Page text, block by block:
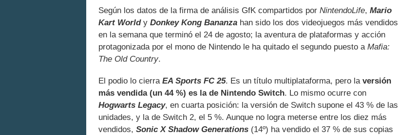
Según los datos de la firma de análisis GfK compartidos por NintendoLife, Mario
Kart Worldy Donkey Kong Bananza han sido los dos videojuegos más vendidos
en la semana que terminó el 24 de agosto; la aventura de plataformas y acción
protagonizada por el mono de Nintendo le ha quitado el segundo puesto a Mafia:
The Old Country.
El podio lo cierra EA Sports FC 25. Es un título multiplataforma, pero la versión
más vendida (un 44 %) es la de Nintendo Switch. Lo mismo ocurre con
Hogwarts Legacy, en cuarta posición: la versión de Switch supone el 43 % de las
unidades, y la de Switch 2, el 5 %. Aunque no logra meterse entre los diez más
vendidos, Sonic X Shadow Generations (14º) ha vendido el 37 % de sus copias